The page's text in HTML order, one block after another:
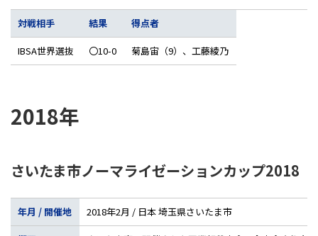
対戦相手 結果 得点者
IBSA世界選抜 〇10-0 菊島宙（9）、工藤綾乃
2018年
さいたま市ノーマライゼーションカップ2018
年月 / 開催地 2018年2月 / 日本 埼玉県さいたま市